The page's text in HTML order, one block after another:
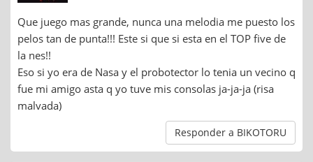
Que juego mas grande, nunca una melodia me puesto los
pelos tan de punta!!! Este si que si esta en el TOP five de
la nes!!
Eso si yo era de Nasa y el probotector lo tenia un vecino q
fue mi amigo asta q yo tuve mis consolas ja-ja-ja (risa
malvada)
Responder a BIKOTORU